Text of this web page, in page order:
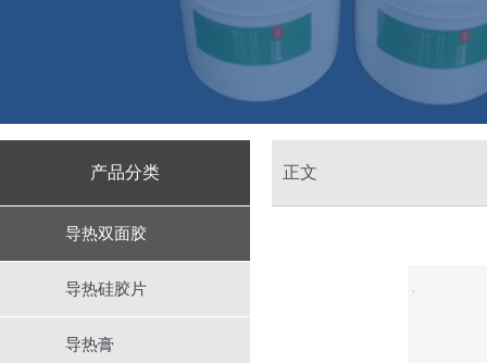
产品分类
导热双面胶
导热硅胶片
导热膏
正文